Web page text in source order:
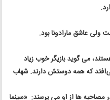
عاشق مارادونا بود.
می گوید بازیگر خوب زیاد
که همه دوستش دارند. شهاب
ها از او می پرسند: «سینما